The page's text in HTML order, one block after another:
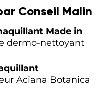
Conseil Malin
Made in
dermo-nettoyant
Aciana Botanica